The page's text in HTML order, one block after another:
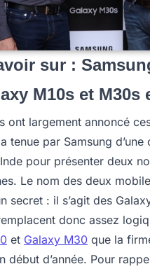
sur :
M10s et M30s
ont largement annoncé
tenue par Samsung
pour présenter deux
Le nom des deux
secret : il s’agit des
donc assez
et Galaxy M30 que la
début d’année. Pour